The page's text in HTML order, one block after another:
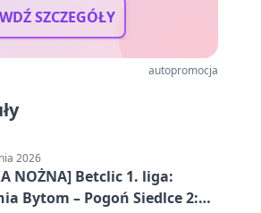
SZCZEGÓŁY
autopromocja
2026
NOŻNA] Betclic 1. liga:
Bytom – Pogoń Siedlce 2:2.